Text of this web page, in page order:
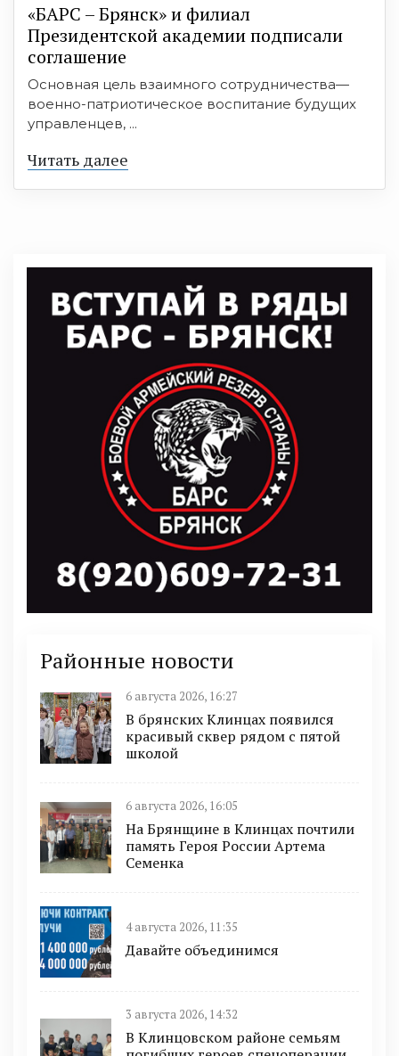
«БАРС – Брянск» и филиал
Президентской академии подписали
соглашение
Основная цель взаимного сотрудничества—
военно-патриотическое воспитание будущих
управленцев, ...
Читать далее
Районные новости
6 августа 2026, 16:27
В брянских Клинцах появился
красивый сквер рядом с пятой
школой
6 августа 2026, 16:05
На Брянщине в Клинцах почтили
память Героя России Артема
Семенка
4 августа 2026, 11:35
Давайте объединимся
3 августа 2026, 14:32
В Клинцовском районе семьям